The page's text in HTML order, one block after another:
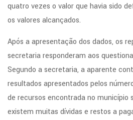
quatro vezes o valor que havia sido
os valores alcançados.
Após a apresentação dos dados, os
secretaria responderam aos
Segundo a secretaria, a aparente
resultados apresentados pelos
de recursos encontrada no município
existem muitas dívidas e restos a